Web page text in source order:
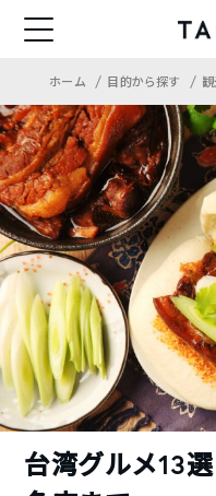
ホーム 目的から探す
台湾グルメ13